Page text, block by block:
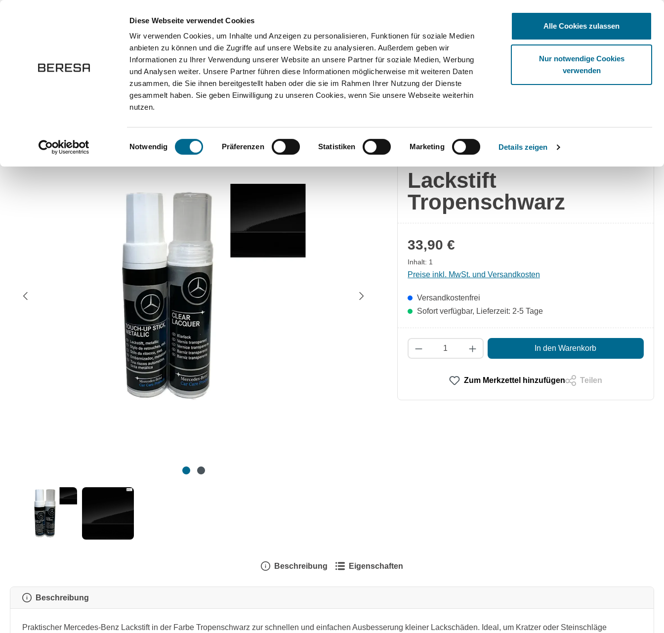
Diese Webseite verwendet Cookies
Wir verwenden Cookies, um Inhalte und Anzeigen zu personalisieren, Funktionen für soziale Medien
anbieten zu können und die Zugriffe auf unsere Website zu analysieren. Außerdem geben wir
Informationen zu Ihrer Verwendung unserer Website an unsere Partner für soziale Medien, Werbung
und Analysen weiter. Unsere Partner führen diese Informationen möglicherweise mit weiteren Daten
zusammen, die Sie ihnen bereitgestellt haben oder die sie im Rahmen Ihrer Nutzung der Dienste
gesammelt haben. Sie geben Einwilligung zu unseren Cookies, wenn Sie unsere Webseite weiterhin
nutzen.
Einwilligungsauswahl
Notwendig Präferenzen Statistiken Marketing Details zeigen
Alle Cookies zulassen
Nur notwendige Cookies
verwenden
Onlineshop
Autozubehör und Ersatzteile Lackstifte
Mercedes-Benz
Mercedes-Benz
Lackstift
Tropenschwarz
33,90 €
Inhalt: 1
Preise inkl. MwSt. und Versandkosten
Versandkostenfrei
Sofort verfügbar, Lieferzeit: 2-5 Tage
Produkt Anzahl: Gib den gewünschten Wert
In den Warenkorb
Zum Merkzettel hinzufügen Teilen
Beschreibung Eigenschaften
Beschreibung
Praktischer Mercedes-Benz Lackstift in der Farbe Tropenschwarz zur schnellen und einfachen Ausbesserung kleiner Lackschäden. Ideal, um Kratzer oder Steinschläge